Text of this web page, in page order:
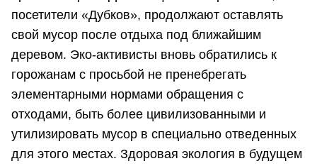
посетители «Дубков», продолжают оставлять
свой мусор после отдыха под ближайшим
деревом. Эко-активисты вновь обратились к
горожанам с просьбой не пренебрегать
элементарными нормами обращения с
отходами, быть более цивилизованными и
утилизировать мусор в специально отведенных
для этого местах. Здоровая экология в будущем